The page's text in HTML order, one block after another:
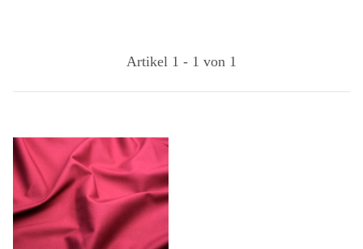
Artikel 1 - 1 von 1